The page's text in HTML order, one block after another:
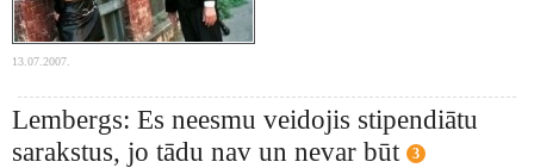
13.07.2007.
Lembergs: Es neesmu veidojis stipendiātu
sarakstus, jo tādu nav un nevar būt
3